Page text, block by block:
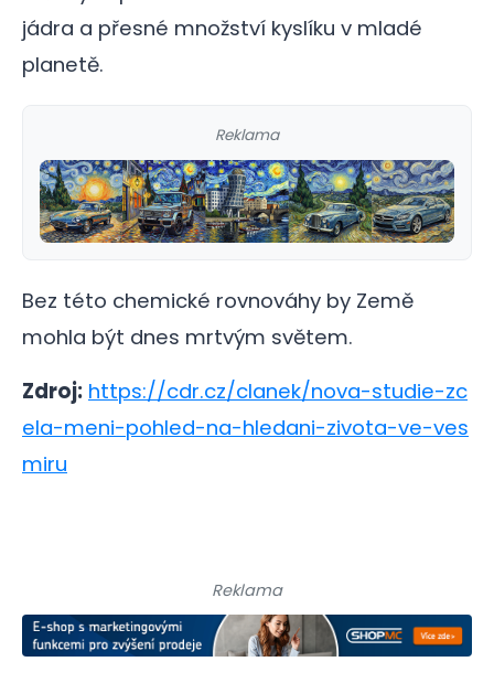
jádra a přesné množství kyslíku v mladé
planetě.
Reklama
Bez této chemické rovnováhy by Země
mohla být dnes mrtvým světem.
Zdroj: https://cdr.cz/clanek/nova-studie-zc
ela-meni-pohled-na-hledani-zivota-ve-ves
miru
Reklama